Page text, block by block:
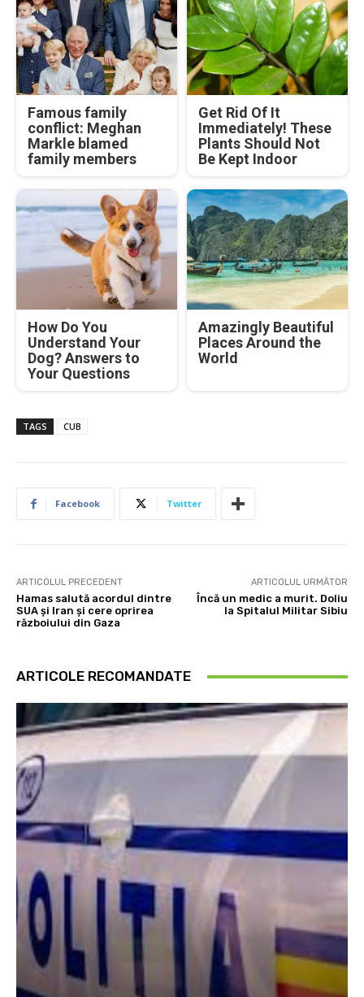
Famous family
conflict: Meghan
Markle blamed
family members
Get Rid Of It
Immediately! These
Plants Should Not
Be Kept Indoor
How Do You
Understand Your
Dog? Answers to
Your Questions
Amazingly Beautiful
Places Around the
World
TAGS CUB
Facebook Twitter
ARTICOLUL PRECEDENT
Hamas salută acordul dintre
SUA și Iran și cere oprirea
războiului din Gaza
ARTICOLUL URMĂTOR
Încă un medic a murit. Doliu
la Spitalul Militar Sibiu
ARTICOLE RECOMANDATE